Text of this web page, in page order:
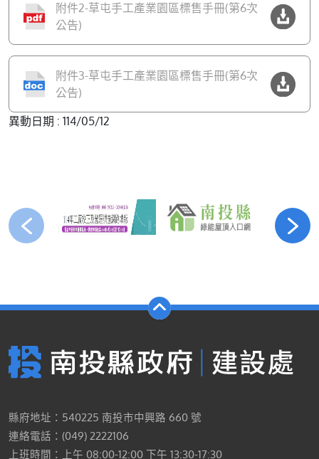
附件2-草屯手工產業園區標售手冊(第6次
公告)
附件3-草屯手工產業園區標售手冊(第6次
公告)
異動日期 : 114/05/12
縣府地址：540225 南投市中興路 660 號
連絡電話：(049) 2222106
上班時間：上午 08:00-12:00 下午 13:30-17:30